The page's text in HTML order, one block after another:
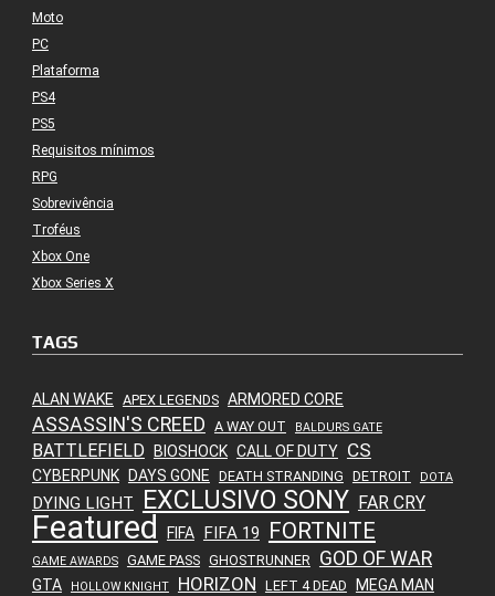
Moto
PC
Plataforma
PS4
PS5
Requisitos mínimos
RPG
Sobrevivência
Troféus
Xbox One
Xbox Series X
TAGS
ALAN WAKE APEX LEGENDS ARMORED CORE
ASSASSIN'S CREED A WAY OUT BALDURS GATE
BATTLEFIELD BIOSHOCK CALL OF DUTY CS
CYBERPUNK DAYS GONE DEATH STRANDING DETROIT DOTA
DYING LIGHT EXCLUSIVO SONY FAR CRY
Featured FIFA FIFA 19 FORTNITE
GAME AWARDS GAME PASS GHOSTRUNNER GOD OF WAR
GTA HOLLOW KNIGHT HORIZON LEFT 4 DEAD MEGA MAN